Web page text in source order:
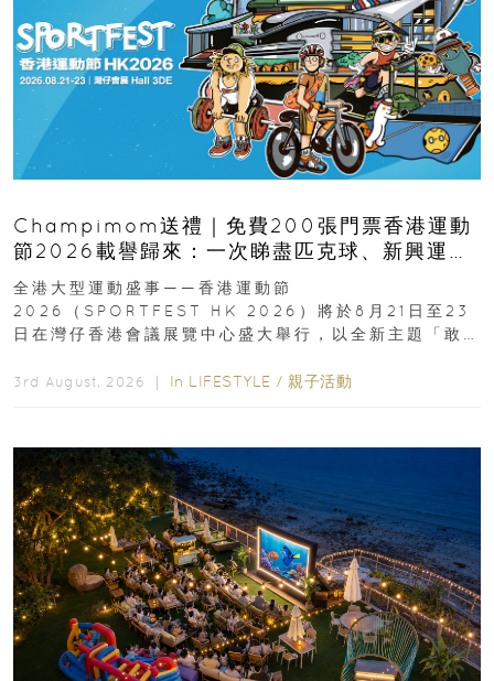
Champimom送禮｜免費200張門票香港運動
節2026載譽歸來：一次睇盡匹克球、新興運
動、街舞比賽＋逾百運動品牌展覽
全港大型運動盛事——香港運動節
2026（SPORTFEST HK 2026）將於8月21日至23
日在灣仔香港會議展覽中心盛大舉行，以全新主題「敢
3rd August, 2026 ｜ In LIFESTYLE / 親子活動